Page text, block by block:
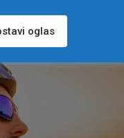
oglas